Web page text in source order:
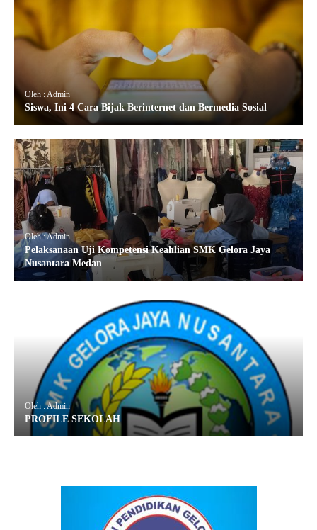
Oleh : Admin
Siswa, Ini 4 Cara Bijak Berinternet dan Bermedia Sosial
Oleh : Admin
Pelaksanaan Uji Kompetensi Keahlian SMK Gelora Jaya
Nusantara Medan
Oleh : Admin
PROFILE SEKOLAH